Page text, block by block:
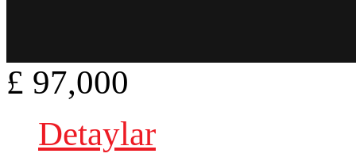
£ 97,000
Detaylar